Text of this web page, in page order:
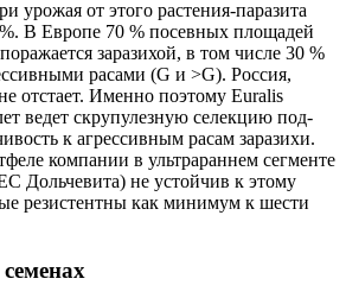
уро­жая от это­го рас­те­ния-пара­зи­та
В Евро­пе 70 % посев­ных пло­ща­дей
зара­зи­хой, в том чис­ле 30 %
раса­ми (G и >G). Рос­сия,
отста­ет. Имен­но поэто­му Euralis
ведет скру­пу­лез­ную селек­цию под­
к агрес­сив­ным расам зара­зи­хи.
ком­па­нии в уль­тра­ран­нем сег­мен­те
Доль­че­ви­та) не устой­чив к это­му
рези­стент­ны как мини­мум к шести